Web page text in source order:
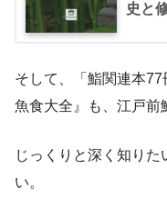
史と
そして、「鮨関連本
魚食大全』も、江戸前
じっくりと深く知りた
い。